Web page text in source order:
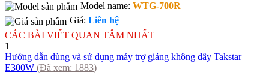
Model name: WTG-700R
Giá: Liên hệ
CÁC BÀI VIẾT QUAN TÂM NHẤT
1
Hướng dẫn dùng và sử dụng máy trợ giảng không dây Takstar
E300W (Đã xem: 1883)